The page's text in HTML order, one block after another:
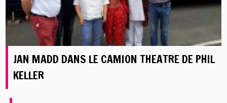
JAN MADD DANS LE CAMION THEATRE DE PHIL
KELLER